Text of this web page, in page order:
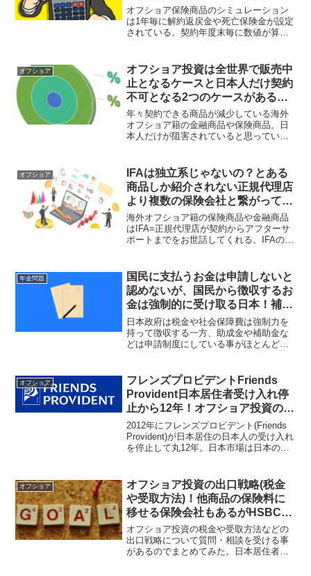
ーナス/ターミナルボーナスで計
算が異なる！
オフショア保険商品のシミュレーション
は1年毎に解約返戻金や死亡保険金が設定
されている。契約年度末毎に数値が算出
(確定)部分や非保証(非確定)部分で取り扱
いが異なってくる。
オフショア
オフショア投資は全世界で販売中
止となるケースと日本人だけ契約
不可となる2つのケースがある！
購入できるうちに行動を早めるべ
し！
年々契約できる商品が減少している海外
オフショア籍の金融商品や保険商品。日
本人だけが阻害されていると思っている
約不可になるケースに層別される。購入
できる商品がある内に行動を急ぐべし！
オフショア
IFAは独立系じゃないの？とある
商品しか紹介されない正規代理店
より複数の保険会社と繋がってい
て選択肢が多いところを選択すべ
し！
海外オフショア籍の保険商品や金融商品
はIFA=正規代理店が契約からアフターサ
ポートまでをお世話してくれる。IFAのI
り、紹介者と結びついていたら独立とは
言えないのでは？
年金問題
国民に支払うお金は申請しないと
認めないが、国民から徴収するお
金は強制的に受け取る日本！補助
金・助成金は調査が必要！
日本政府は税金や社会保障費は強制力を
持って徴収する一方、助成金や補助金な
どは申請制度にしている事がほとんど
情報を取らずに動かないでいると政府に
上手く使われてしまうのだ。
オフショア
フレンズプロビデントFriends
Provident日本居住者受け入れ停
止から12年！オフショア投資のプ
ロバイダーから人気のない日本市
場！
2012年にフレンズプロビデント(Friends
Provident)が日本居住の日本人の受け入れ
を停止して丸12年。日本市場は日本の金
問題が多いが、海外積立で満期まで契約
を完遂する為のポイントまとめ。
オフショア
オフショア投資の出口戦略(税金
や受取方法)！他商品の保険料に
移せる保険会社もあるがHSBC香
港などの銀行口座を持っておいた
方が良い！
オフショア投資の税金や受取方法などの
出口戦略について質問・相談を受ける事
があるのでまとめてみた。日本居住者は